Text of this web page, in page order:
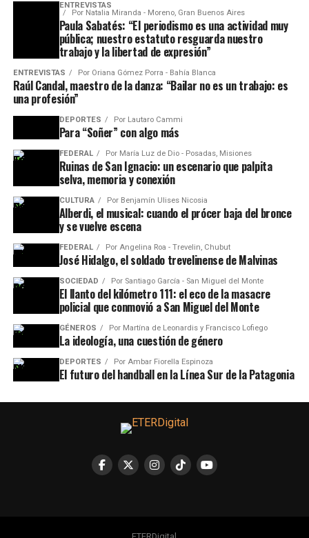
ENTREVISTAS
Por Natalia Miranda - Moreno, Gran Buenos Aires
Paula Sabatés: “El periodismo es una actividad muy
pública; nuestro estatuto resguarda nuestro
trabajo y la libertad de expresión”
ENTREVISTAS Por Oriana Gómez Porra - Bahía Blanca
Raúl Candal, maestro de la danza: “Bailar no es un trabajo: es
una profesión”
DEPORTES Por Lautaro Cammi
Para “Soñer” con algo más
FEDERAL Por María Luz de Dio - Posadas, Misiones
Ruinas de San Ignacio: un escenario que palpita
selva, memoria y conexión
CULTURA Por Benjamín Ulises Nicosia
Alberdi, el musical: cuando el prócer baja del bronce
y se vuelve escena
FEDERAL Por Angelina Roa - Trevelin, Chubut
José Hidalgo, el soldado trevelinense de Malvinas
SOCIEDAD Por Santiago García - San Miguel del Monte
El llanto del kilómetro 111: el eco de la masacre
policial que conmovió a San Miguel del Monte
GÉNEROS Por Martína de Leonardis y Francisco Lofiego
La ideología, una cuestión de género
DEPORTES Por Ambar Fiorella Espinoza
El futuro del handball en la Línea Sur de la Patagonia